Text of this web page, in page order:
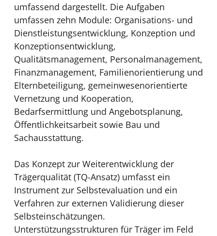
umfassend dargestellt. Die Aufgaben
umfassen zehn Module: Organisations- und
Dienstleistungsentwicklung, Konzeption und
Konzeptionsentwicklung,
Qualitätsmanagement, Personalmanagement,
Finanzmanagement, Familienorientierung und
Elternbeteiligung, gemeinwesenorientierte
Vernetzung und Kooperation,
Bedarfsermittlung und Angebotsplanung,
Öffentlichkeitsarbeit sowie Bau und
Sachausstattung.
Das Konzept zur Weiterentwicklung der
Trägerqualität (TQ-Ansatz) umfasst ein
Instrument zur Selbstevaluation und ein
Verfahren zur externen Validierung dieser
Selbsteinschätzungen.
Unterstützungsstrukturen für Träger im Feld